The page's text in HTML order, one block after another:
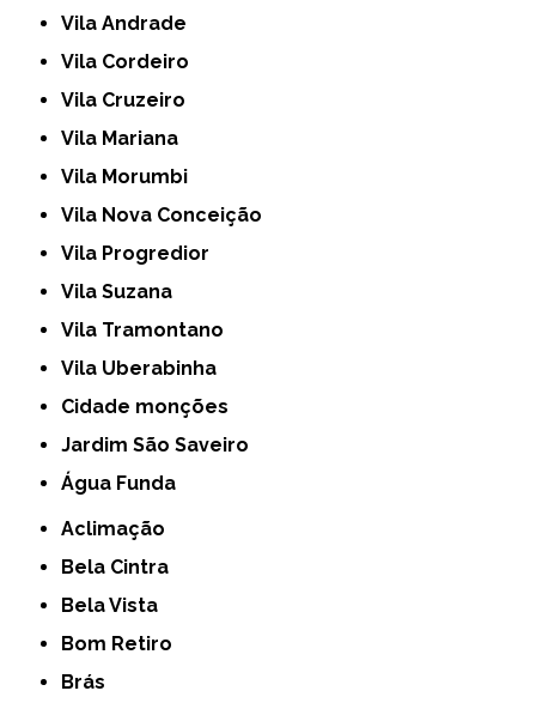
Vila Andrade
Vila Cordeiro
Vila Cruzeiro
Vila Mariana
Vila Morumbi
Vila Nova Conceição
Vila Progredior
Vila Suzana
Vila Tramontano
Vila Uberabinha
cidade monções
jardim São Saveiro
Água Funda
Aclimação
Bela Cintra
Bela Vista
Bom Retiro
Brás